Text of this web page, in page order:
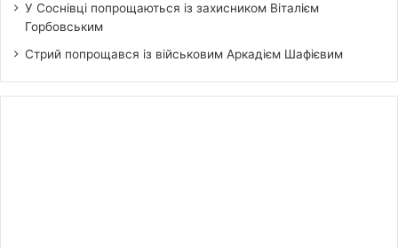
У Соснівці попрощаються із захисником Віталієм
Горбовським
Стрий попрощався із військовим Аркадієм Шафієвим